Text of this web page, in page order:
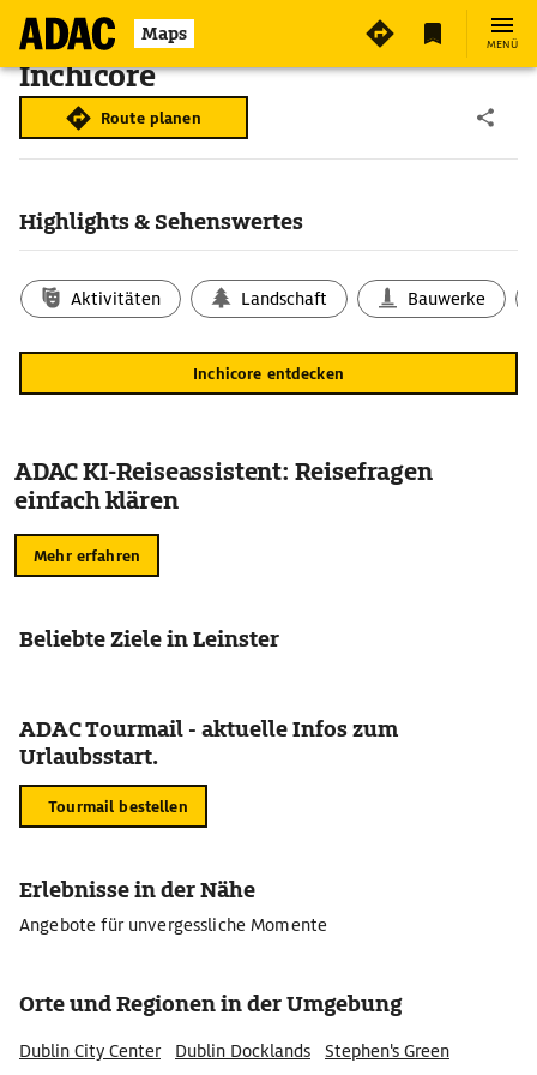
Maps MENÜ
Inchicore
Route planen
Highlights & Sehenswertes
Aktivitäten Landschaft Bauwerke
Inchicore entdecken
ADAC KI-Reiseassistent: Reisefragen
einfach klären
Mehr erfahren
Beliebte Ziele in Leinster
ADAC Tourmail - aktuelle Infos zum
Urlaubsstart.
Tourmail bestellen
Erlebnisse in der Nähe
Angebote für unvergessliche Momente
Orte und Regionen in der Umgebung
Dublin City Center Dublin Docklands Stephen's Green